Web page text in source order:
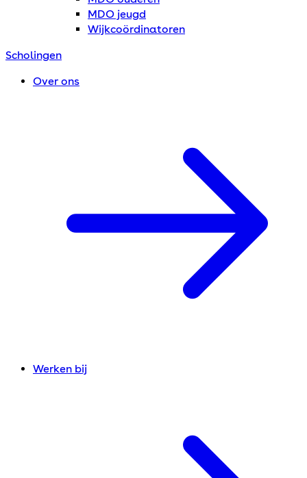
MDO jeugd
Wijkcoördinatoren
Scholingen
Over ons
Werken bij